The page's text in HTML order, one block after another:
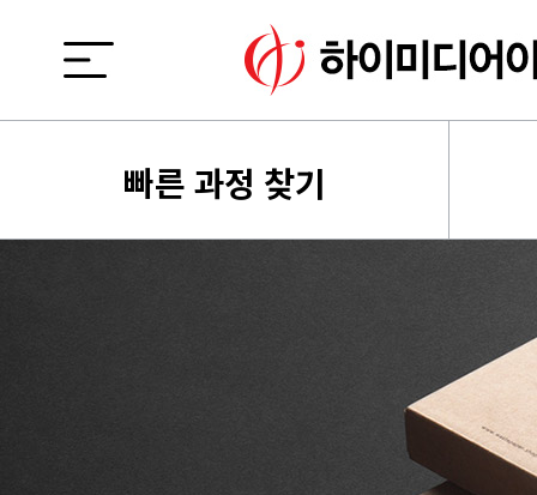
빠른 과정 찾기